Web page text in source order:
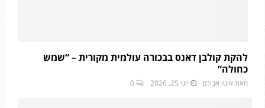
להקת קולבן דאנס בבכורה עולמית מקורית – “שמש
כחולה”
מאת איטו אבירם יוני 25, 2026 0